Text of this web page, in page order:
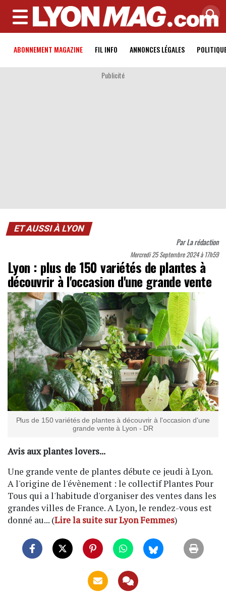
MENU
ABONNEMENT MAGAZINE FIL INFO ANNONCES LÉGALES
Publicité
ET AUSSI À LYON
ParLa rédaction
Mercredi 25 Septembre 2024 à 17h59
Lyon : plus de 150 variétés de plantes à
découvrir à l'occasion d'une grande vente
Plus de 150 variétés de plantes à découvrir à l'occasion d'une
grande vente à Lyon - DR
Avis aux plantes lovers...
Une grande vente de plantes débute ce jeudi à Lyon.
A l'origine de l'évènement : le collectif Plantes Pour
Tous qui a l'habitude d'organiser des ventes dans les
grandes villes de France. A Lyon, le rendez-vous est
donné au... (Lire la suite sur Lyon Femmes)